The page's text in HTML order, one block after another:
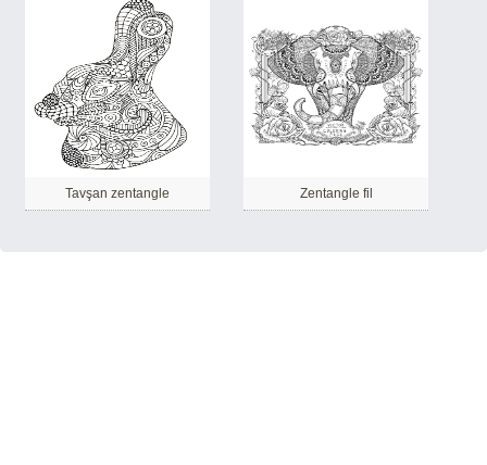
Tavşan zentangle Zentangle fil